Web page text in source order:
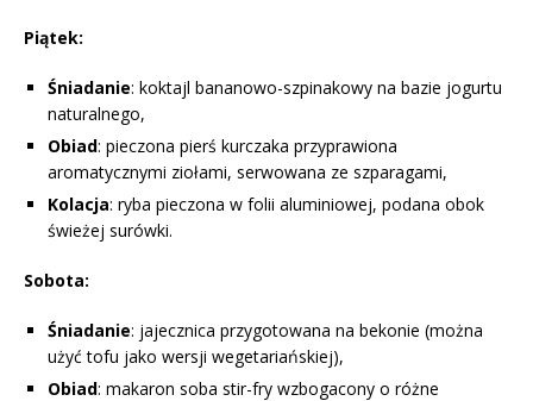
Piątek:
Śniadanie: koktajl bananowo-szpinakowy na bazie jogurtu
naturalnego,
Obiad: pieczona pierś kurczaka przyprawiona
aromatycznymi ziołami, serwowana ze szparagami,
Kolacja: ryba pieczona w folii aluminiowej, podana obok
świeżej surówki.
Sobota:
Śniadanie: jajecznica przygotowana na bekonie (można
użyć tofu jako wersji wegetariańskiej),
Obiad: makaron soba stir-fry wzbogacony o różne